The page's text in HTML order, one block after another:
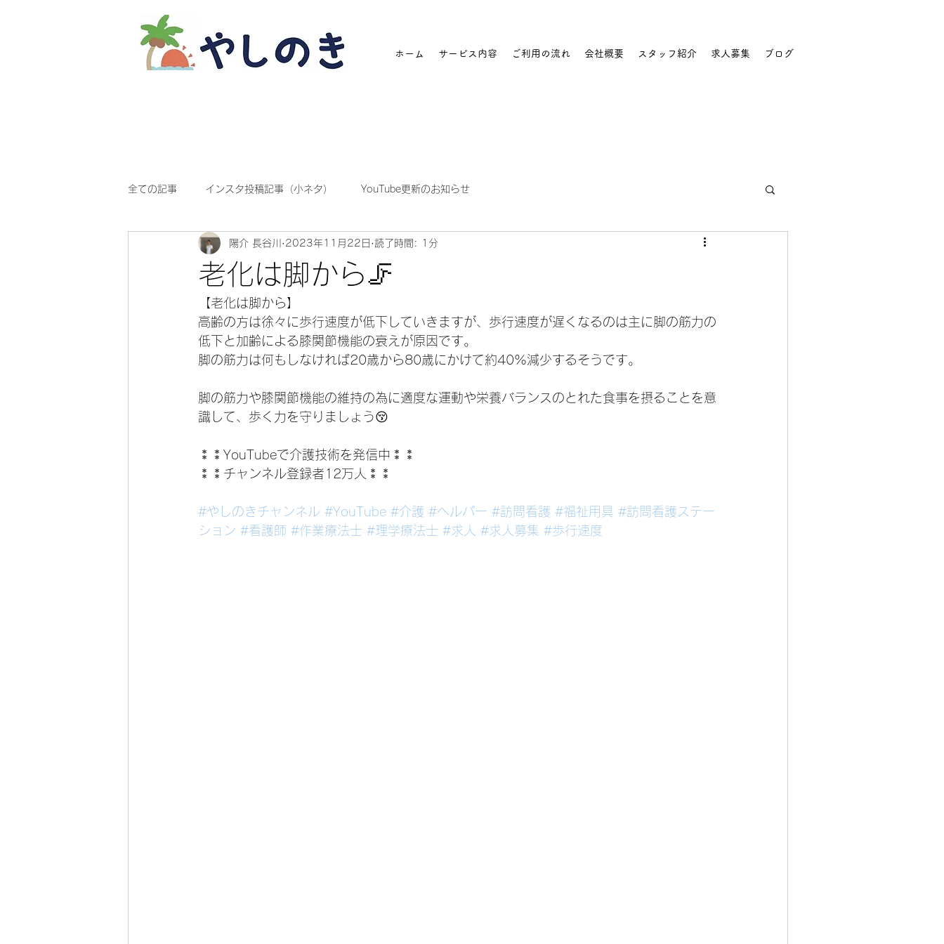
ホーム サービス内容 ご利用の流れ 会社概要 スタッフ紹介 求人募集 ブログ
全ての記事 インスタ投稿記事（小ネタ） YouTube更新のお知らせ
老化は脚から🦵
陽介 長谷川 2023年11月22日 読了時間: 1分
【老化は脚から】
高齢の方は徐々に歩行速度が低下していきますが、歩行速度が遅くなるのは主に脚の筋力の
低下と加齢による膝関節機能の衰えが原因です。
脚の筋力は何もしなければ20歳から80歳にかけて約40%減少するそうです。
脚の筋力や膝関節機能の維持の為に適度な運動や栄養バランスのとれた食事を摂ることを意
識して、歩く力を守りましょう😚
⁑⁑YouTubeで介護技術を発信中⁑⁑
⁑⁑チャンネル登録者12万人⁑⁑
#やしのきチャンネル #YouTube #介護 #ヘルパー #訪問看護 #福祉用具 #訪問看護ステー
ション #看護師 #作業療法士 #理学療法士 #求人 #求人募集 #歩行速度